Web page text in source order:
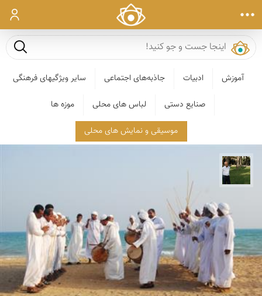
ورود
جست و
آموزش ادبیات جاذبه‌های اجتماعی سایر ویژگیهای فرهنگی
صنایع دستی لباس های محلی موزه ها
موسیقی و نمایش های محلی